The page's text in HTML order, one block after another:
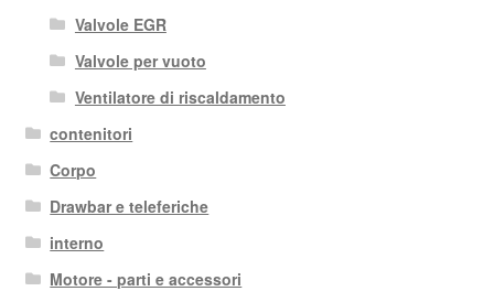
Valvole EGR
Valvole per vuoto
Ventilatore di riscaldamento
contenitori
Corpo
Drawbar e teleferiche
interno
Motore - parti e accessori